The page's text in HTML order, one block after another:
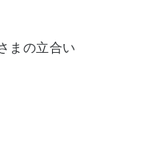
まの立合い